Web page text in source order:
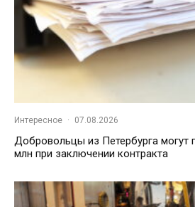
Интересное · 07.08.2026
Добровольцы из Петербурга могут
млн при заключении контракта